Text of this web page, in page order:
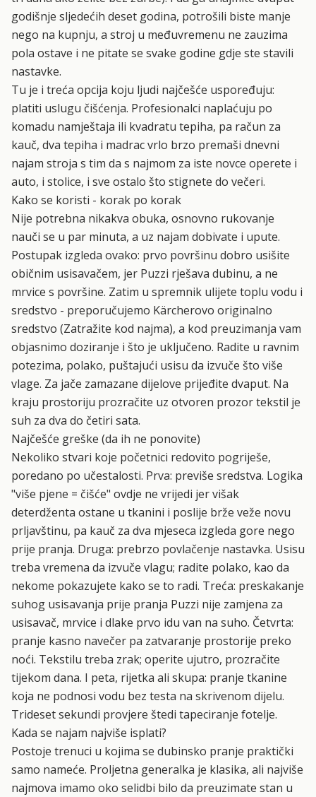
godišnje sljedećih deset godina, potrošili biste manje
nego na kupnju, a stroj u međuvremenu ne zauzima
pola ostave i ne pitate se svake godine gdje ste stavili
nastavke.
Tu je i treća opcija koju ljudi najčešće uspoređuju:
platiti uslugu čišćenja. Profesionalci naplaćuju po
komadu namještaja ili kvadratu tepiha, pa račun za
kauč, dva tepiha i madrac vrlo brzo premaši dnevni
najam stroja s tim da s najmom za iste novce operete i
auto, i stolice, i sve ostalo što stignete do večeri.
Kako se koristi - korak po korak
Nije potrebna nikakva obuka, osnovno rukovanje
nauči se u par minuta, a uz najam dobivate i upute.
Postupak izgleda ovako: prvo površinu dobro usišite
običnim usisavačem, jer Puzzi rješava dubinu, a ne
mrvice s površine. Zatim u spremnik ulijete toplu vodu i
sredstvo - preporučujemo Kärcherovo originalno
sredstvo (Zatražite kod najma), a kod preuzimanja vam
objasnimo doziranje i što je uključeno. Radite u ravnim
potezima, polako, puštajući usisu da izvuče što više
vlage. Za jače zamazane dijelove prijeđite dvaput. Na
kraju prostoriju prozračite uz otvoren prozor tekstil je
suh za dva do četiri sata.
Najčešće greške (da ih ne ponovite)
Nekoliko stvari koje početnici redovito pogriješe,
poredano po učestalosti. Prva: previše sredstva. Logika
"više pjene = čišće" ovdje ne vrijedi jer višak
deterdženta ostane u tkanini i poslije brže veže novu
prljavštinu, pa kauč za dva mjeseca izgleda gore nego
prije pranja. Druga: prebrzo povlačenje nastavka. Usisu
treba vremena da izvuče vlagu; radite polako, kao da
nekome pokazujete kako se to radi. Treća: preskakanje
suhog usisavanja prije pranja Puzzi nije zamjena za
usisavač, mrvice i dlake prvo idu van na suho. Četvrta:
pranje kasno navečer pa zatvaranje prostorije preko
noći. Tekstilu treba zrak; operite ujutro, prozračite
tijekom dana. I peta, rijetka ali skupa: pranje tkanine
koja ne podnosi vodu bez testa na skrivenom dijelu.
Trideset sekundi provjere štedi tapeciranje fotelje.
Kada se najam najviše isplati?
Postoje trenuci u kojima se dubinsko pranje praktički
samo nameće. Proljetna generalka je klasika, ali najviše
najmova imamo oko selidbi bilo da preuzimate stan u